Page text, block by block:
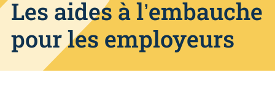
Les aides à l’embauche
pour les employeurs